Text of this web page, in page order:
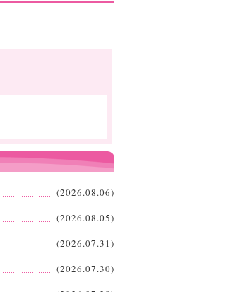
(2026.08.06)
(2026.08.05)
(2026.07.31)
(2026.07.30)